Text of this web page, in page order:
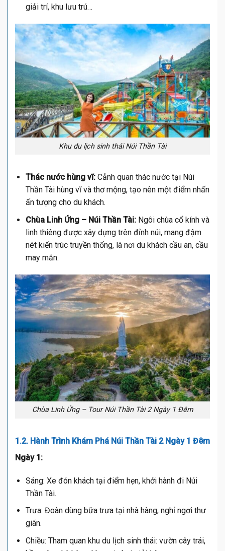
giải trí, khu lưu trú…
Khu du lịch sinh thái Núi Thần Tài
Thác nước hùng vĩ:Cảnh quan thác nước tại Núi
Thần Tài hùng vĩ và thơ mộng, tạo nên một điểm nhấn
ấn tượng cho du khách.
Chùa Linh Ứng – Núi Thần Tài:Ngôi chùa cổ kính và
linh thiêng được xây dựng trên đỉnh núi, mang đậm
nét kiến trúc truyền thống, là nơi du khách cầu an, cầu
may mắn.
Chùa Linh Ứng – Tour Núi Thần Tài 2 Ngày 1 Đêm
1.2. Hành Trình Khám Phá Núi Thần Tài 2 Ngày 1 Đêm
Ngày 1:
Sáng: Xe đón khách tại điểm hẹn, khởi hành đi Núi
Thần Tài.
Trưa: Đoàn dùng bữa trưa tại nhà hàng, nghỉ ngơi thư
giãn.
Chiều: Tham quan khu du lịch sinh thái: vườn cây trái,